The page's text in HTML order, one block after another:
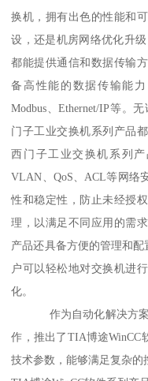
换机，拥有出色的性能和
设，还是机房网络优化升
都能提供通信和数据传输
备高性能的数据传输能力
Modbus、Ethernet/IP等。
门子工业交换机系列产品
西门子工业交换机系列
VLAN、QoS、ACL等网络
性和稳定性，防止未经授
理，以满足不同应用的需
产品还具备方便的管理和配
户可以轻松地对交换机进
化。
作为自动化解决方案供
作，推出了TIA博途WinCC
技术参数，能够满足复杂的